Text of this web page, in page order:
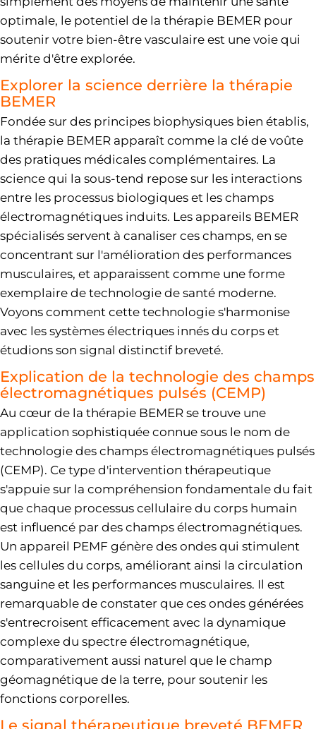
optimale, le potentiel de la thérapie BEMER pour
soutenir votre bien-être vasculaire est une voie qui
mérite d'être explorée.
Explorer la science derrière la thérapie
BEMER
Fondée sur des principes biophysiques bien établis,
la thérapie BEMER apparaît comme la clé de voûte
des pratiques médicales complémentaires. La
science qui la sous-tend repose sur les interactions
entre les processus biologiques et les champs
électromagnétiques induits. Les appareils BEMER
spécialisés servent à canaliser ces champs, en se
concentrant sur l'amélioration des performances
musculaires, et apparaissent comme une forme
exemplaire de technologie de santé moderne.
Voyons comment cette technologie s'harmonise
avec les systèmes électriques innés du corps et
étudions son signal distinctif breveté.
Explication de la technologie des champs
électromagnétiques pulsés (CEMP)
Au cœur de la thérapie BEMER se trouve une
application sophistiquée connue sous le nom de
technologie des champs électromagnétiques pulsés
(CEMP). Ce type d'intervention thérapeutique
s'appuie sur la compréhension fondamentale du fait
que chaque processus cellulaire du corps humain
est influencé par des champs électromagnétiques.
Un appareil PEMF génère des ondes qui stimulent
les cellules du corps, améliorant ainsi la circulation
sanguine et les performances musculaires. Il est
remarquable de constater que ces ondes générées
s'entrecroisent efficacement avec la dynamique
complexe du spectre électromagnétique,
comparativement aussi naturel que le champ
géomagnétique de la terre, pour soutenir les
fonctions corporelles.
Le signal thérapeutique breveté BEMER